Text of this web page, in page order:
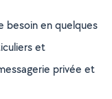
besoin en quelques
et
privée et